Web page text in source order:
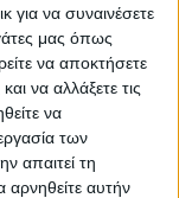
για να συναινέσετε
μας όπως
να αποκτήσετε
να αλλάξετε τις
να
των
απαιτεί τη
αρνηθείτε αυτήν
μην
των
ένα εξ
στο